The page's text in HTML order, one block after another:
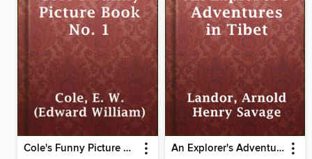
Cole's Funny Picture Book No. 1 An Explorer's Adventures in Tibet